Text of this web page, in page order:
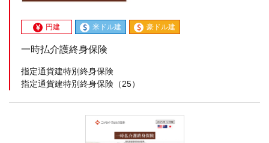
円建 米ドル建 豪ドル建
一時払介護終身保険
指定通貨建特別終身保険
指定通貨建特別終身保険（25）